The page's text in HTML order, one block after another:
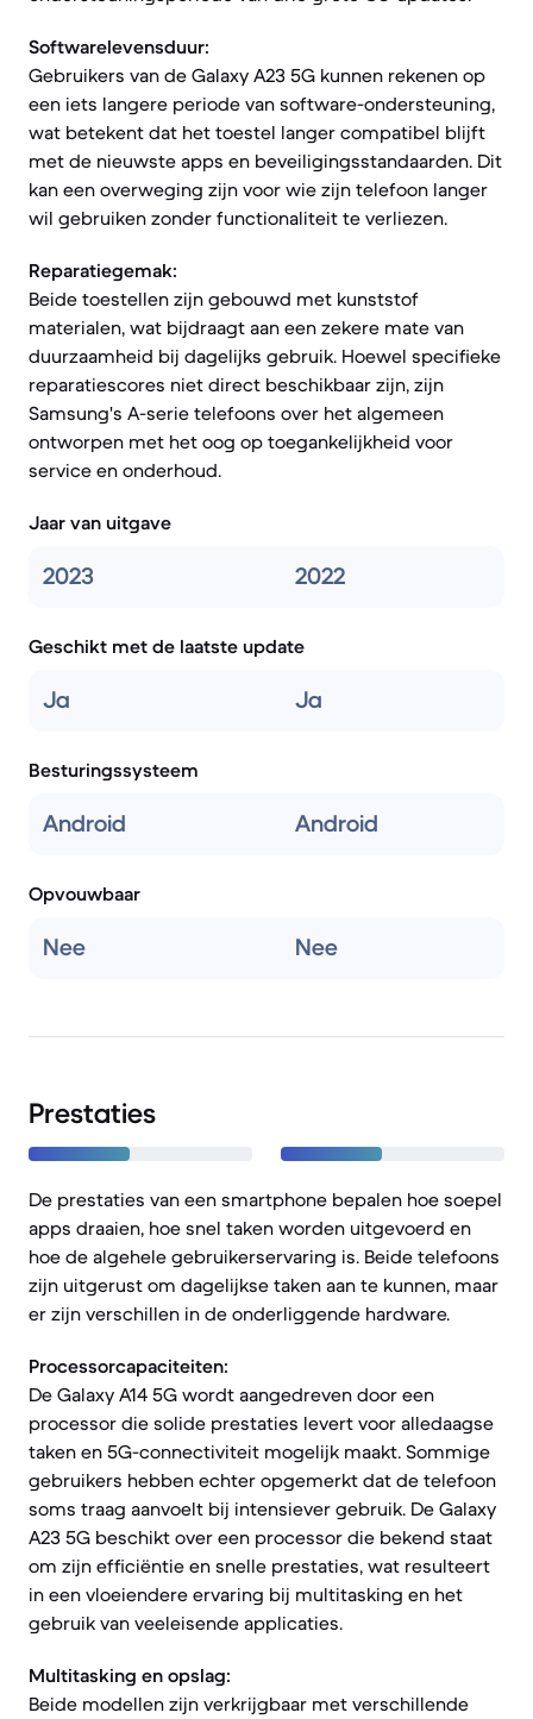
Softwarelevensduur:
Gebruikers van de Galaxy A23 5G kunnen rekenen op
een iets langere periode van software-ondersteuning,
wat betekent dat het toestel langer compatibel blijft
met de nieuwste apps en beveiligingsstandaarden. Dit
kan een overweging zijn voor wie zijn telefoon langer
wil gebruiken zonder functionaliteit te verliezen.
Reparatiegemak:
Beide toestellen zijn gebouwd met kunststof
materialen, wat bijdraagt aan een zekere mate van
duurzaamheid bij dagelijks gebruik. Hoewel specifieke
reparatiescores niet direct beschikbaar zijn, zijn
Samsung's A-serie telefoons over het algemeen
ontworpen met het oog op toegankelijkheid voor
service en onderhoud.
Jaar van uitgave
2023 2022
Geschikt met de laatste update
Ja Ja
Besturingssysteem
Android Android
Opvouwbaar
Nee Nee
Prestaties
De prestaties van een smartphone bepalen hoe soepel
apps draaien, hoe snel taken worden uitgevoerd en
hoe de algehele gebruikerservaring is. Beide telefoons
zijn uitgerust om dagelijkse taken aan te kunnen, maar
er zijn verschillen in de onderliggende hardware.
Processorcapaciteiten:
De Galaxy A14 5G wordt aangedreven door een
processor die solide prestaties levert voor alledaagse
taken en 5G-connectiviteit mogelijk maakt. Sommige
gebruikers hebben echter opgemerkt dat de telefoon
soms traag aanvoelt bij intensiever gebruik. De Galaxy
A23 5G beschikt over een processor die bekend staat
om zijn efficiëntie en snelle prestaties, wat resulteert
in een vloeiendere ervaring bij multitasking en het
gebruik van veeleisende applicaties.
Multitasking en opslag:
Beide modellen zijn verkrijgbaar met verschillende